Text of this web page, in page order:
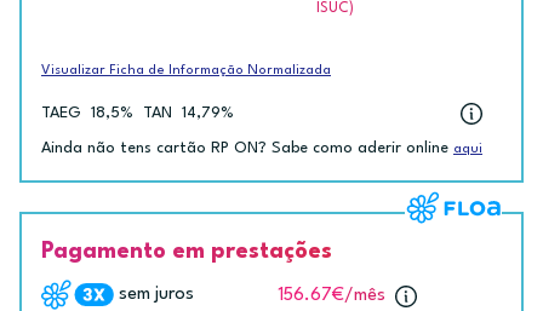
ISUC)
Visualizar Ficha de Informação Normalizada
TAEG 18,5% TAN 14,79%
Ainda não tens cartão RP ON? Sabe como aderir online aqui
Pagamento em prestações
sem juros 156.67€/mês